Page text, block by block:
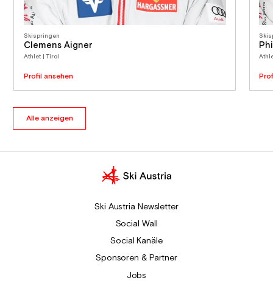
Skispringen
Clemens Aigner
Athlet | Tirol
Profil ansehen
Alle anzeigen
Ski Austria Newsletter
Social Wall
Social Kanäle
Sponsoren & Partner
Jobs